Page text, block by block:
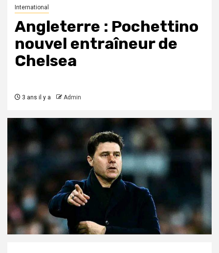
International
Angleterre : Pochettino
nouvel entraîneur de
Chelsea
3 ans il y a Admin